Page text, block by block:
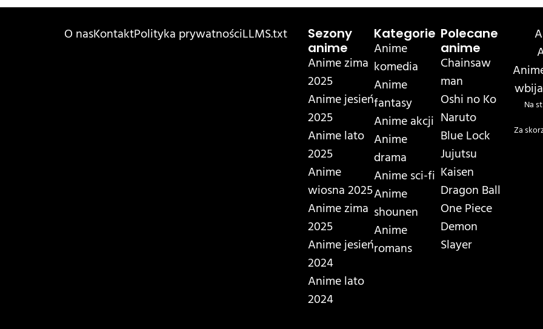
O nasKontaktPolityka prywatnościLLMS.txt
Sezony
anime
Anime zima
2025
Anime jesień
2025
Anime lato
2025
Anime
wiosna 2025
Anime zima
2025
Anime jesień
2024
Anime lato
2024
Kategorie
Anime
komedia
Anime
fantasy
Anime akcji
Anime
drama
Anime sci-fi
Anime
shounen
Anime
romans
Polecane
anime
Chainsaw
man
Oshi no Ko
Naruto
Blue Lock
Jujutsu
Kaisen
Dragon Ball
One Piece
Demon
Slayer
Na
Za